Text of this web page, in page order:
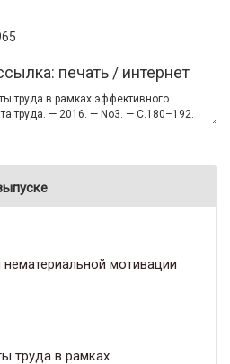
печать / интернет
мотивации
труда в рамках